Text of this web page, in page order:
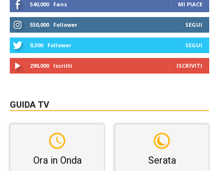
540,000 Fans MI PIACE
550,000 Follower SEGUI
9,300 Follower SEGUI
290,000 Iscritti ISCRIVITI
GUIDA TV
Ora in Onda Serata